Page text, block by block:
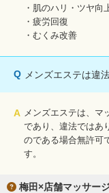
・肌のハリ・ツヤ向
・疲労回復
・むくみ改善
Q メンズエステは違
A メンズエステは、マ
であり、違法ではあ
のである場合無許可
す。
梅田×店舗マッサー